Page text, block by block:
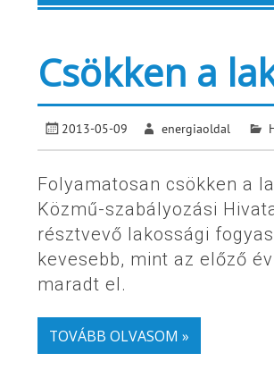
Csökken a
2013-05-09 energiaoldal
Folyamatosan csökken a
Közmű-szabályozási
résztvevő lakossági
kevesebb, mint az előző
maradt el.
TOVÁBB OLVASOM »